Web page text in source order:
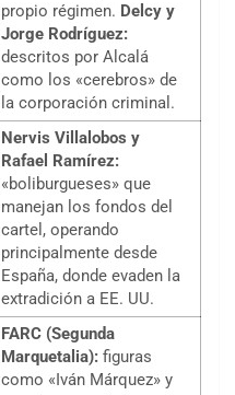
propio régimen. Delcy y
Jorge Rodríguez:
descritos por Alcalá
como los «cerebros» de
la corporación criminal.
Nervis Villalobos y
Rafael Ramírez:
«boliburgueses» que
manejan los fondos del
cartel, operando
principalmente desde
España, donde evaden la
extradición a EE. UU.
FARC (Segunda
Marquetalia): figuras
como «Iván Márquez» y